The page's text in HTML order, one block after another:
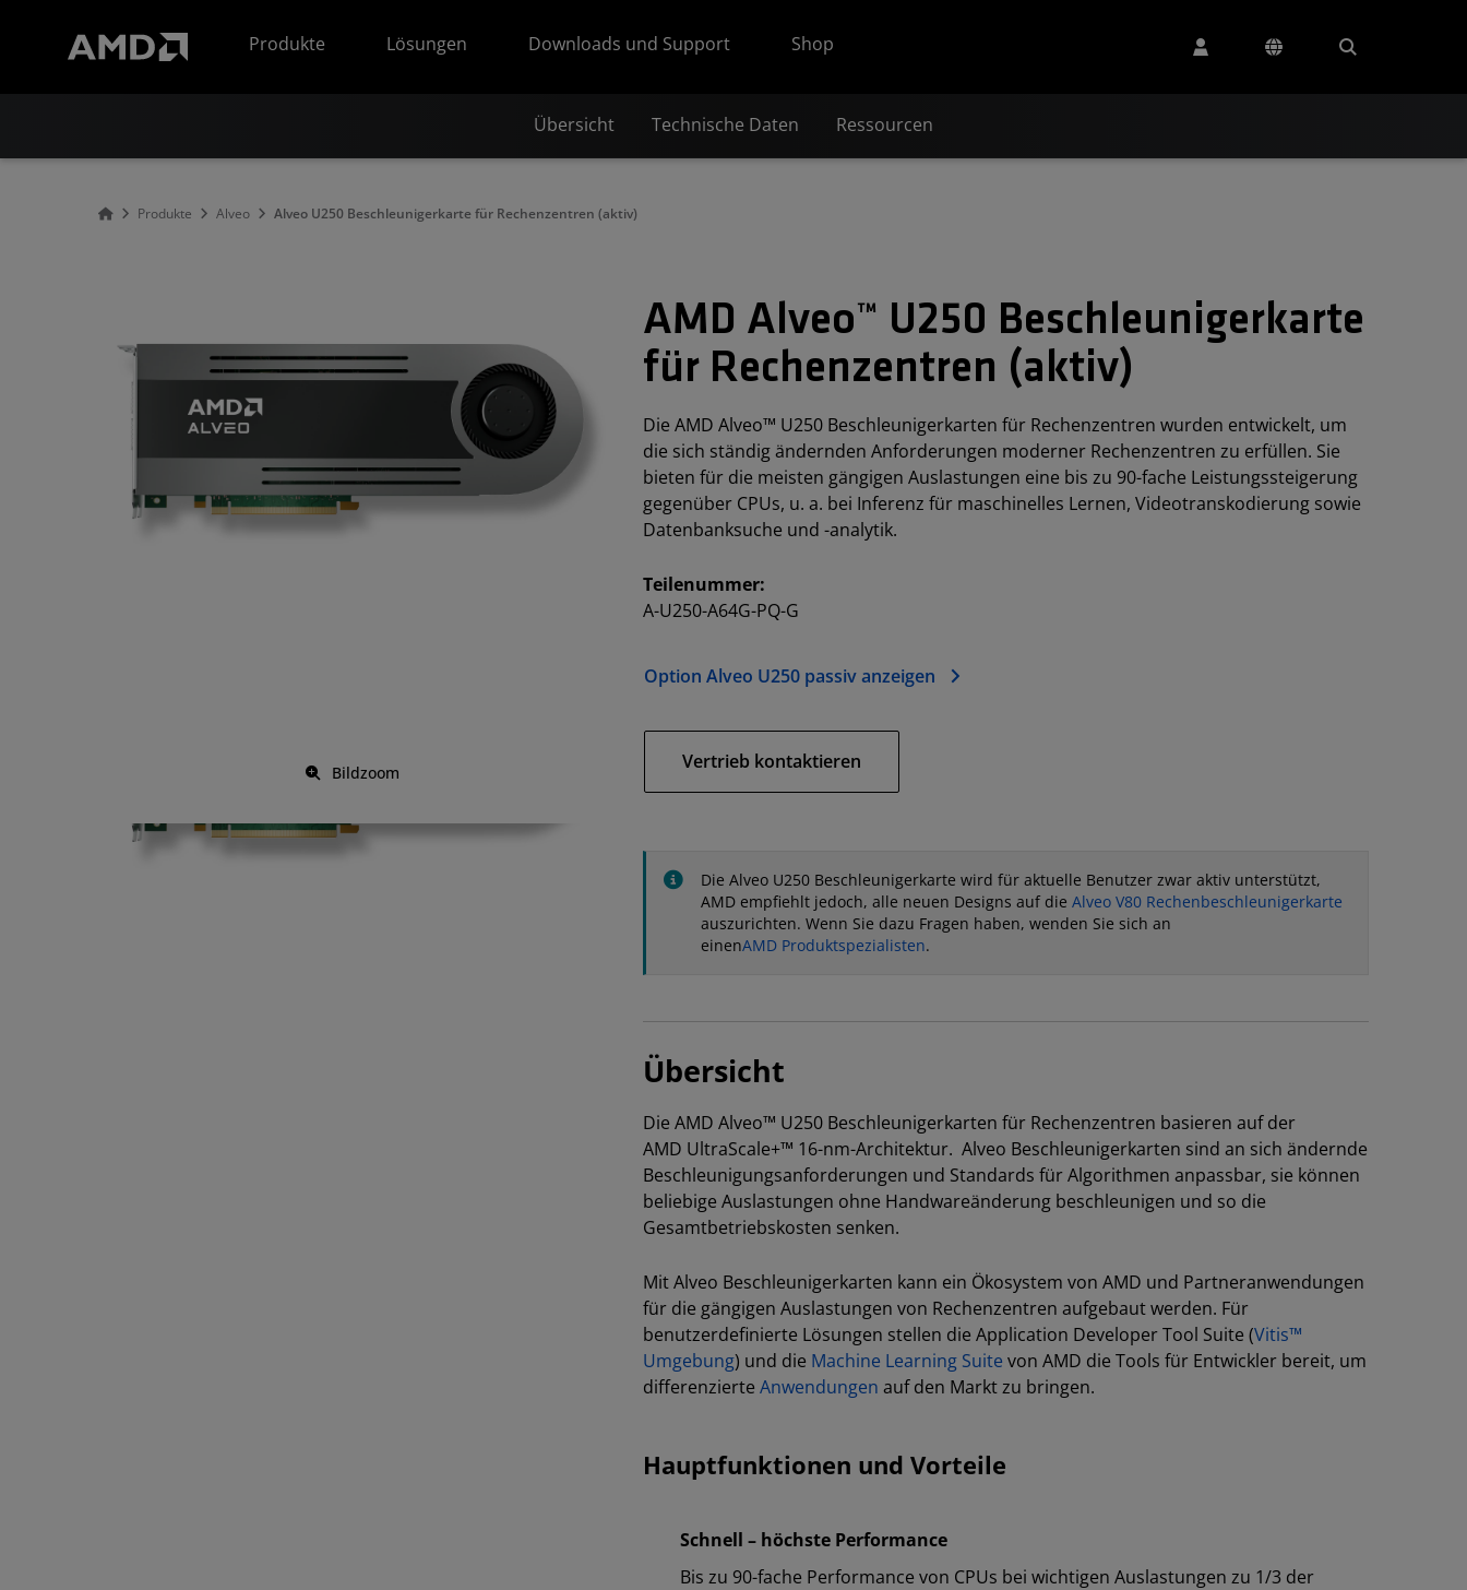
Produkte
Lösungen Downloads und Support Shop
Übersicht Technische Daten Ressourcen
Produkte Alveo Alveo U250 Beschleunigerkarte für Rechenzentren (aktiv)
Bildzoom
AMD Alveo™ U250 Beschleunigerkarte
für Rechenzentren (aktiv)
Die AMD Alveo™ U250 Beschleunigerkarten für Rechenzentren wurden entwickelt, um
die sich ständig ändernden Anforderungen moderner Rechenzentren zu erfüllen. Sie
bieten für die meisten gängigen Auslastungen eine bis zu 90-fache Leistungssteigerung
gegenüber CPUs, u. a. bei Inferenz für maschinelles Lernen, Videotranskodierung sowie
Datenbanksuche und -analytik.
Teilenummer:
A-U250-A64G-PQ-G
Option Alveo U250 passiv anzeigen
Vertrieb kontaktieren
Die Alveo U250 Beschleunigerkarte wird für aktuelle Benutzer zwar aktiv unterstützt,
AMD empfiehlt jedoch, alle neuen Designs auf dieAlveo V80 Rechenbeschleunigerkarte
auszurichten. Wenn Sie dazu Fragen haben, wenden Sie sich an
einenAMD Produktspezialisten.
Übersicht
Die AMD Alveo™ U250 Beschleunigerkarten für Rechenzentren basieren auf der
AMD UltraScale+™ 16-nm-Architektur. Alveo Beschleunigerkarten sind an sich ändernde
Beschleunigungsanforderungen und Standards für Algorithmen anpassbar, sie können
beliebige Auslastungen ohne Handwareänderung beschleunigen und so die
Gesamtbetriebskosten senken.
Mit Alveo Beschleunigerkarten kann ein Ökosystem von AMD und Partneranwendungen
für die gängigen Auslastungen von Rechenzentren aufgebaut werden. Für
benutzerdefinierte Lösungen stellen die Application Developer Tool Suite (Vitis™
Umgebung) und die Machine Learning Suite von AMD die Tools für Entwickler bereit, um
differenzierteAnwendungen auf den Markt zu bringen.
Hauptfunktionen und Vorteile
Schnell – höchste Performance
Bis zu 90-fache Performance von CPUs bei wichtigen Auslastungen zu 1/3 der